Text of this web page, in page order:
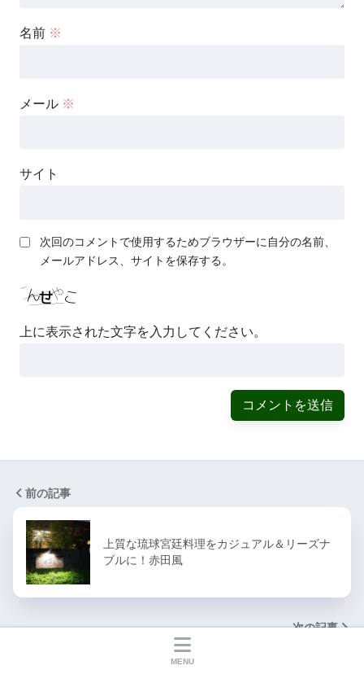
名前 ※
メール ※
サイト
次回のコメントで使用するためブラウザーに自分の名前、
メールアドレス、サイトを保存する。
上に表示された文字を入力してください。
前の記事
上質な琉球宮廷料理をカジュアル＆リーズナ
ブルに！赤田風
次の記事
MENU